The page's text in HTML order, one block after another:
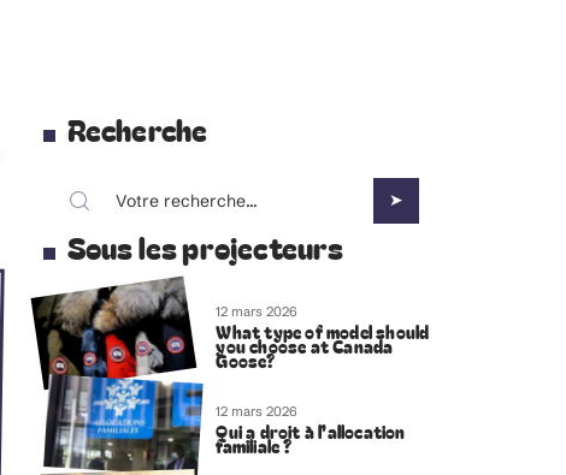
Recherche
Sous les projecteurs
12 mars 2026
What type of model should
you choose at Canada
Goose?
12 mars 2026
Qui a droit à l’allocation
familiale ?